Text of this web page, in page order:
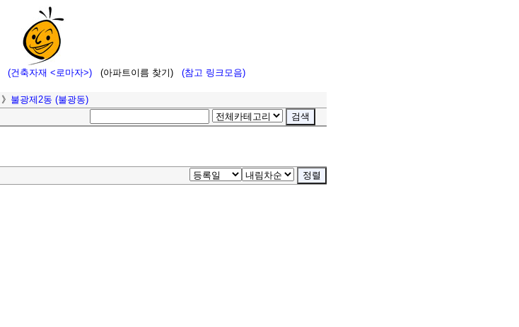
(건축자재 <로마자>) (아파트이름 찾기) (참고 링크모음)
》 불광제2동 (불광동)